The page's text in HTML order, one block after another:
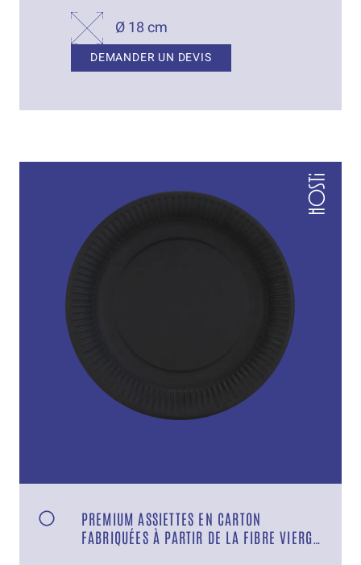
Ø 18 cm
DEMANDER UN DEVIS
PREMIUM ASSIETTES EN CARTON
FABRIQUÉES À PARTIR DE LA FIBRE VIERGE